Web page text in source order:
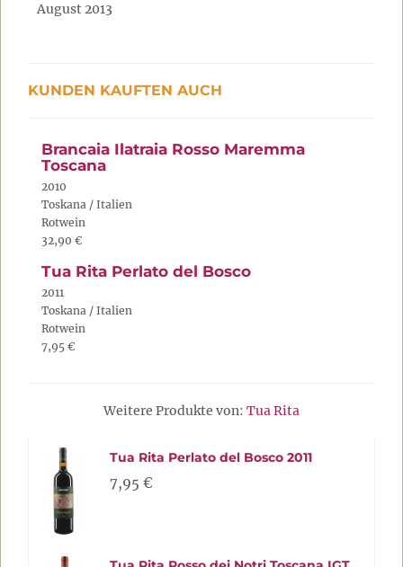
August 2013
KUNDEN KAUFTEN AUCH
Brancaia Ilatraia Rosso Maremma
Toscana
2010
Toskana / Italien
Rotwein
32,90 €
Tua Rita Perlato del Bosco
2011
Toskana / Italien
Rotwein
7,95 €
Weitere Produkte von: Tua Rita
Tua Rita Perlato del Bosco 2011
7,95 €